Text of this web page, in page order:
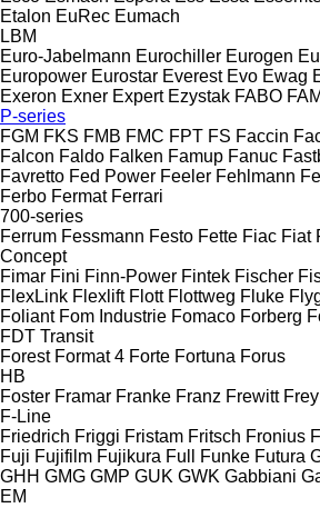
Etalon EuRec Eumach
LBM
Euro-Jabelmann Eurochiller Eurogen
Europower Eurostar Everest Evo Ewag
Exeron Exner Expert Ezystak FABO FAM
P-series
FGM FKS FMB FMC FPT FS Faccin
Falcon Faldo Falken Famup Fanuc
Favretto Fed Power Feeler Fehlmann
Ferbo Fermat Ferrari
700-series
Ferrum Fessmann Festo Fette Fiac Fiat
Concept
Fimar Fini Finn-Power Fintek Fischer
FlexLink Flexlift Flott Flottweg Fluke
Foliant Fom Industrie Fomaco Forberg
FDT Transit
Forest Format 4 Forte Fortuna Forus
HB
Foster Framar Franke Franz Frewitt Frey
F-Line
Friedrich Friggi Fristam Fritsch Fronius
Fuji Fujifilm Fujikura Full Funke Futura
GHH GMG GMP GUK GWK Gabbiani
EM